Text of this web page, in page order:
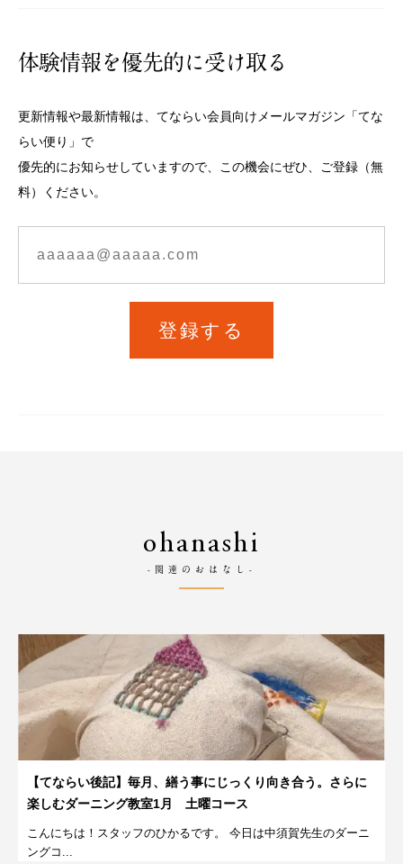
体験情報を優先的に受け取る
更新情報や最新情報は、てならい会員向けメールマガジン「てな
らい便り」で
優先的にお知らせしていますので、この機会にぜひ、ご登録（無
料）ください。
登録する
ohanashi
-関連のおはなし-
【てならい後記】毎月、繕う事にじっくり向き合う。さらに
楽しむダーニング教室1月 土曜コース
こんにちは！スタッフのひかるです。 今日は中須賀先生のダーニ
ングコ...